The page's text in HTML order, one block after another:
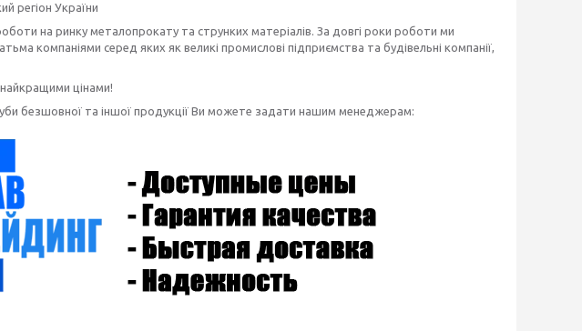
регіон України
на ринку металопрокату та струнких матеріалів. За довгі роки роботи ми
компаніями серед яких як великі промислові підприємства та будівельні компанії,
цінами!
безшовної та іншої продукції Ви можете задати нашим менеджерам: